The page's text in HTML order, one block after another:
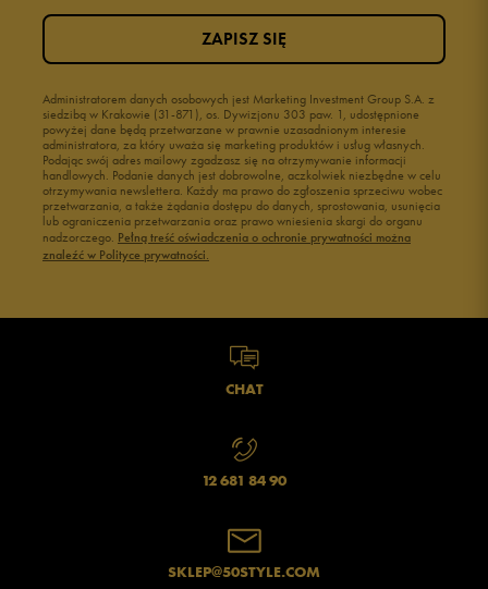
Administratorem danych osobowych jest Marketing Investment Group S.A. z
siedzibą w Krakowie (31-871), os. Dywizjonu 303 paw. 1, udostępnione
powyżej dane będą przetwarzane w prawnie uzasadnionym interesie
administratora, za który uważa się marketing produktów i usług własnych.
Podając swój adres mailowy zgadzasz się na otrzymywanie informacji
handlowych. Podanie danych jest dobrowolne, aczkolwiek niezbędne w celu
otrzymywania newslettera. Każdy ma prawo do zgłoszenia sprzeciwu wobec
przetwarzania, a także żądania dostępu do danych, sprostowania, usunięcia
lub ograniczenia przetwarzania oraz prawo wniesienia skargi do organu
nadzorczego. Pełną treść oświadczenia o ochronie prywatności można
znaleźć w Polityce prywatności.
ZAPISZ SIĘ
CHAT
12 681 84 90
SKLEP@50STYLE.COM